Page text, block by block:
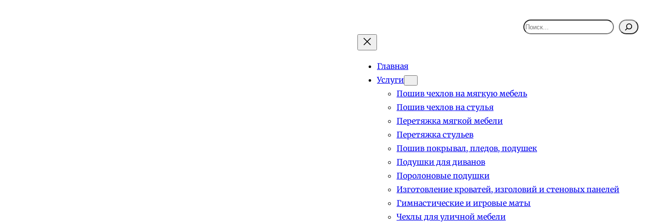
Поиск
Главная
Услуги
Пошив чехлов на мягкую мебель
Пошив чехлов на стулья
Перетяжка мягкой мебели
Перетяжка стульев
Пошив покрывал, пледов, подушек
Подушки для диванов
Поролоновые подушки
Изготовление кроватей, изголовий и стеновых панелей
Гимнастические и игровые маты
Чехлы для уличной мебели